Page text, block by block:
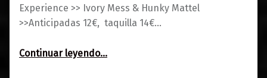
Experience >> Ivory Mess & Hunky Mattel
>>Anticipadas 12€, taquilla 14€…
Continuar leyendo…